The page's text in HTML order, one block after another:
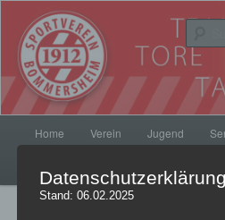
Inhalt
wechseln
SV Bommersheim
Home Verein Jugend
SVB Fanshop
Datenschutzerklärung
Stand: 06.02.2025